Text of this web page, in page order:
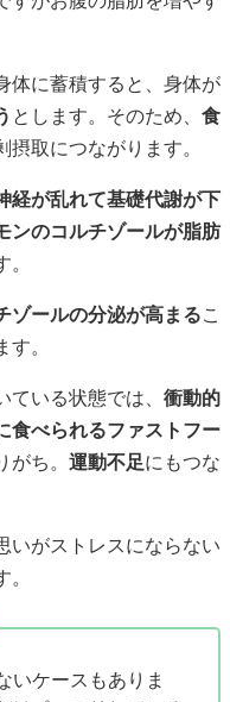
体に蓄積すると、身体が
とします。そのため、 食
摂取につながります。
経が乱れて基礎代謝が下
ンのコルチゾールが脂肪
ゾールの分泌が高まるこ
。
いる状態では、 衝動的
食べられるファストフー
ち。 運動不足にもつな
いがストレスにならない
いケースもありま